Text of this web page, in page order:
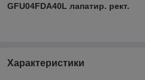
GFU04FDA40L лапатир. рект.
Характеристики